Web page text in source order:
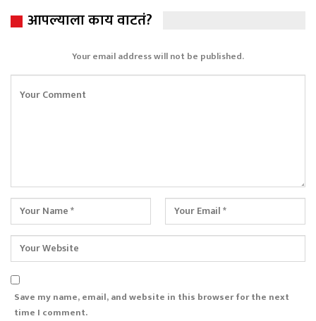
आपल्याला काय वाटतं?
Your email address will not be published.
Save my name, email, and website in this browser for the next
time I comment.